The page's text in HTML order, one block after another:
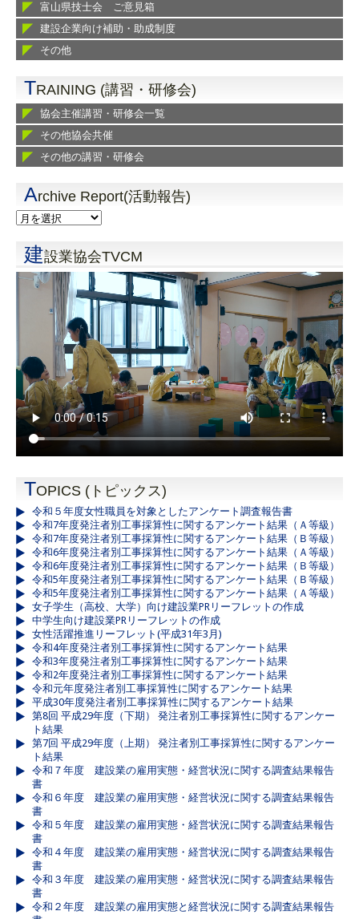
富山県技士会 ご意見箱
建設企業向け補助・助成制度
その他
TRAINING (講習・研修会)
協会主催講習・研修会一覧
その他協会共催
その他の講習・研修会
Archive Report(活動報告)
建設業協会TVCM
TOPICS (トピックス)
令和５年度女性職員を対象としたアンケート調査報告書
令和7年度発注者別工事採算性に関するアンケート結果（Ａ等級）
令和7年度発注者別工事採算性に関するアンケート結果（Ｂ等級）
令和6年度発注者別工事採算性に関するアンケート結果（Ａ等級）
令和6年度発注者別工事採算性に関するアンケート結果（Ｂ等級）
令和5年度発注者別工事採算性に関するアンケート結果（Ｂ等級）
令和5年度発注者別工事採算性に関するアンケート結果（Ａ等級）
女子学生（高校、大学）向け建設業PRリーフレットの作成
中学生向け建設業PRリーフレットの作成
女性活躍推進リーフレット(平成31年3月)
令和4年度発注者別工事採算性に関するアンケート結果
令和3年度発注者別工事採算性に関するアンケート結果
令和2年度発注者別工事採算性に関するアンケート結果
令和元年度発注者別工事採算性に関するアンケート結果
平成30年度発注者別工事採算性に関するアンケート結果
第8回 平成29年度（下期） 発注者別工事採算性に関するアンケー
ト結果
第7回 平成29年度（上期） 発注者別工事採算性に関するアンケー
ト結果
令和７年度 建設業の雇用実態・経営状況に関する調査結果報告
書
令和６年度 建設業の雇用実態・経営状況に関する調査結果報告
書
令和５年度 建設業の雇用実態・経営状況に関する調査結果報告
書
令和４年度 建設業の雇用実態・経営状況に関する調査結果報告
書
令和３年度 建設業の雇用実態・経営状況に関する調査結果報告
書
令和２年度 建設業の雇用実態と経営状況に関する調査結果報告